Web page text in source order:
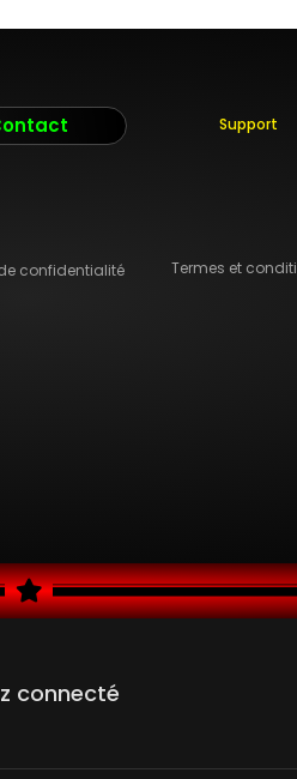
confidentialité
Support
Termes et
connecté